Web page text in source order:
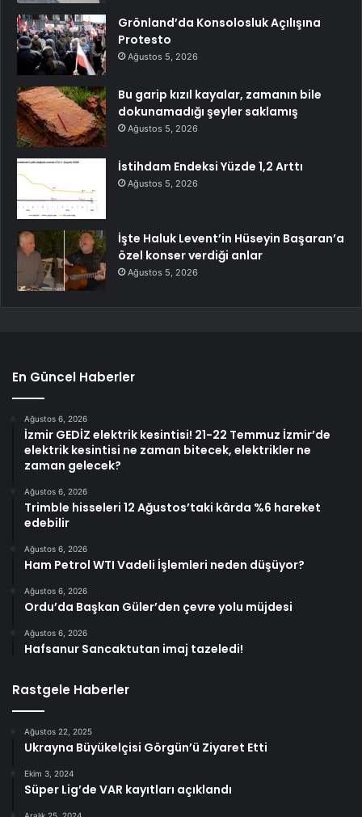
Grönland’da Konsolosluk Açılışına
Protesto
Ağustos 5, 2026
Bu garip kızıl kayalar, zamanın bile
dokunamadığı şeyler saklamış
Ağustos 5, 2026
İstihdam Endeksi Yüzde 1,2 Arttı
Ağustos 5, 2026
İşte Haluk Levent’in Hüseyin Başaran’a
özel konser verdiği anlar
Ağustos 5, 2026
En Güncel Haberler
Ağustos 6, 2026
İzmir GEDİZ elektrik kesintisi! 21-22 Temmuz İzmir’de
elektrik kesintisi ne zaman bitecek, elektrikler ne
zaman gelecek?
Ağustos 6, 2026
Trimble hisseleri 12 Ağustos’taki kârda %6 hareket
edebilir
Ağustos 6, 2026
Ham Petrol WTI Vadeli İşlemleri neden düşüyor?
Ağustos 6, 2026
Ordu’da Başkan Güler’den çevre yolu müjdesi
Ağustos 6, 2026
Hafsanur Sancaktutan imaj tazeledi!
Rastgele Haberler
Ağustos 22, 2025
Ukrayna Büyükelçisi Görgün’ü Ziyaret Etti
Ekim 3, 2024
Süper Lig’de VAR kayıtları açıklandı